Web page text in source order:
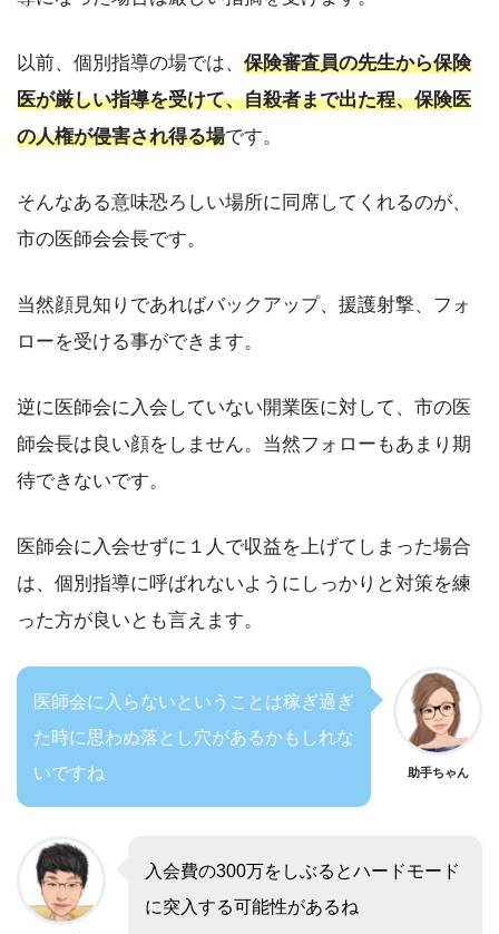
以前、個別指導の場では、 保険審査員の先生から保険
医が厳しい指導を受けて、自殺者まで出た程、保険医
の人権が侵害され得る場です。
そんなある意味恐ろしい場所に同席してくれるのが、
市の医師会会長です。
当然顔見知りであればバックアップ、援護射撃、フォ
ローを受ける事ができます。
逆に医師会に入会していない開業医に対して、市の医
師会長は良い顔をしません。当然フォローもあまり期
待できないです。
医師会に入会せずに１人で収益を上げてしまった場合
は、個別指導に呼ばれないようにしっかりと対策を練
った方が良いとも言えます。
医師会に入らないということは稼ぎ過ぎ
た時に思わぬ落とし穴があるかもしれな
いですね
助手ちゃん
入会費の300万をしぶるとハードモード
に突入する可能性があるね